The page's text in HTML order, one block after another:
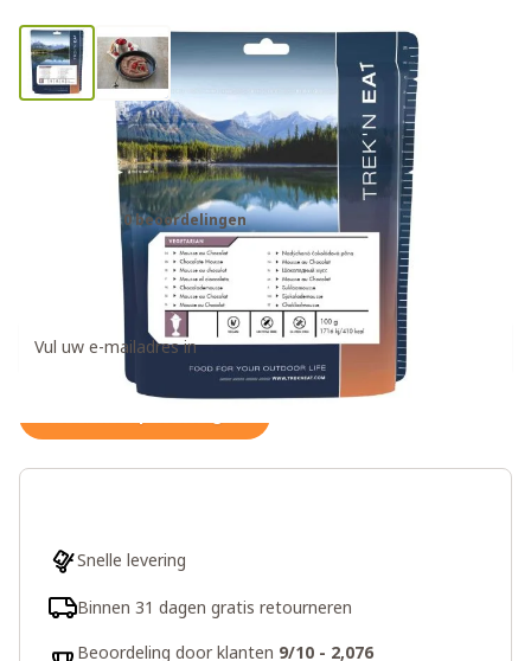
Trek'n Eat zakje chocolademousse
noodrantsoen
0 beoordelingen
Ontvang een weer op voorraad notificatie
Snelle levering
Binnen 31 dagen gratis retourneren
Beoordeling door klanten 9/10 - 2,076